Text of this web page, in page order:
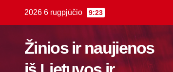
2026 6 rugpjūčio 9:23
Žinios ir naujienos